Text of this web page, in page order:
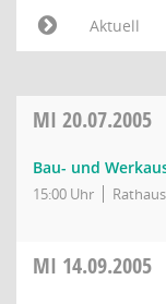
Aktuell
MI 20.07.2005
Bau- und
15:00 Uhr
MI 14.09.2005